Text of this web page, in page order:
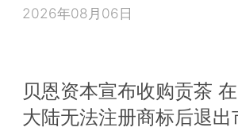
2026年08月06日
贝恩资本宣布收购贡茶
大陆无法注册商标后退出